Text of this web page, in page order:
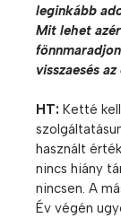
leginkább
Mit lehet
visszaesés
HT: Ketté
használt
nincs hiány
nincsen. A
Év végén